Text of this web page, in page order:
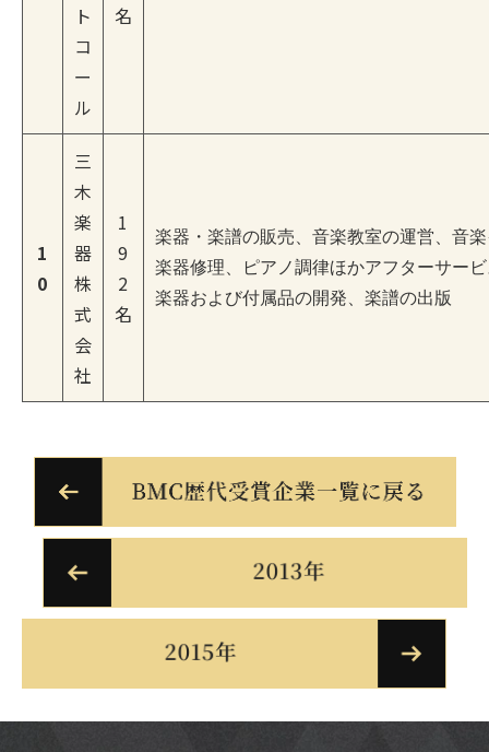
ト
コ
ー
ル
名
1
0
三
木
楽
器
株
式
会
社
1
9
2
名
楽器・楽譜の販売、音楽教室の運営、音
楽器修理、ピアノ調律ほかアフターサー
楽器および付属品の開発、楽譜の出版